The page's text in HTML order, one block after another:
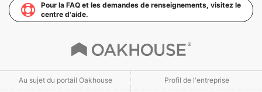
Pour la FAQ et les demandes de renseignements, visitez le
centre d'aide.
Au sujet du portail Oakhouse Profil de l'entreprise